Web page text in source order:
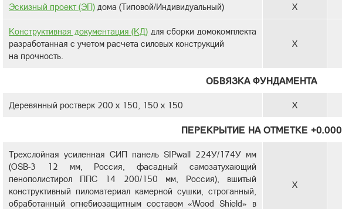
Эскизный проект (ЭП) дома (Типовой/Индивидуальный) X
Конструктивная документация (КД) для сборки домокомплекта
разработанная с учетом расчета силовых конструкций
на прочность.
X
ОБВЯЗКА ФУНДАМЕНТА
Деревянный ростверк 200 х 150, 150 х 150 X
ПЕРЕКРЫТИЕ НА ОТМЕТКЕ +0.000
Трехслойная усиленная СИП панель SIPwall 224У/174У мм
(OSB-3 12 мм, Россия, фасадный самозатухающий
пенополистирол ППС 14 200/150 мм, Россия), вшитый
конструктивный пиломатериал камерной сушки, строганный,
обработанный огнебиозащитным составом «Wood Shield» в
X